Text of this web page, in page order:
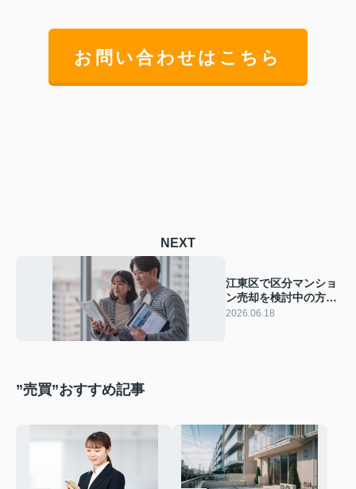
お問い合わせはこちら
NEXT
江東区で区分マンショ
ン売却を検討中の方
へ！一括査定のメリッ
2026.06.18
”売買”おすすめ記事